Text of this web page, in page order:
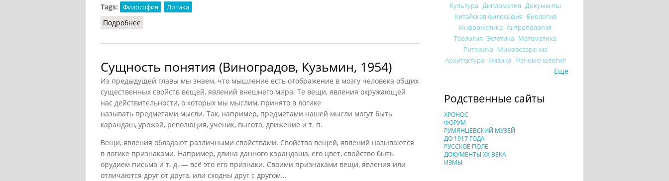
Tags:
Философия Логика
Подробнее
Сущность понятия (Виноградов, Кузьмин, 1954)
Из предыдущей главы мы знаем, что мышление есть отображение в мозгу человека общих
существенных свойств вещей, явлений внешнего мира. Те вещи, явления окружающей
нас действительности, о которых мы мыслим, принято в логике
называть предметами мысли. Так, например, предметами нашей мысли могут быть
карандаш, урожай, революция, ученик, высота, движение и т. п.
Вещи, явления обладают различными свойствами. Свойства вещей, явлений называются
в логике признаками. Например, длина данного карандаша, его цвет, свойство быть
орудием письма и т. д. — всё это его признаки. Своими признаками вещи, явления или
отличаются друг от друга, или сходны друг с другом...
Культура Дипломатия Документы
Китайская философия Биология
Информатика Антропология
Теология Эстетика Математика
Риторика Мировоззрение
Архитектура Физика Феноменология
Еще
Родственные сайты
ХРОНОС
ФОРУМ
РУМЯНЦЕВСКИЙ МУЗЕЙ
ДО 1917 ГОДА
РУССКОЕ ПОЛЕ
ДОКУМЕНТЫ XX ВЕКА
ИЗМЫ